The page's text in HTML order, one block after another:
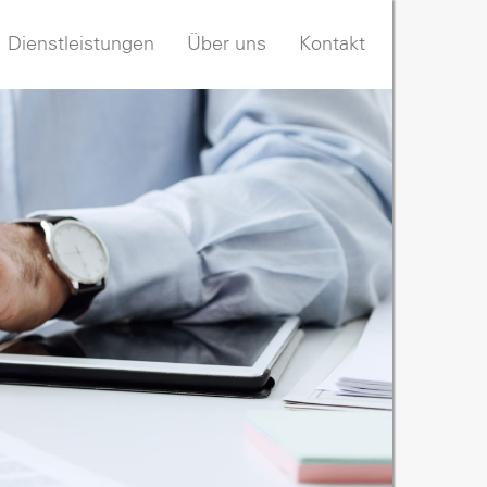
Dienstleistungen Über uns Kontakt